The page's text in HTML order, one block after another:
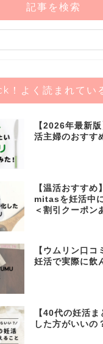
記事を検索
！よく読まれてい
【2026年最新
活主婦のおすす
【温活おすすめ
mitasを妊活中
＜割引クーポン
【ウムリン口
妊活で実際に飲
【40代の妊活
した方がいいの